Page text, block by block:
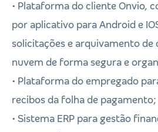
• Plataforma do cliente Onvio,
por aplicativo para Android e
solicitações e arquivamento de
nuvem de forma segura e
• Plataforma do empregado
recibos da folha de pagamento;
• Sistema ERP para gestão